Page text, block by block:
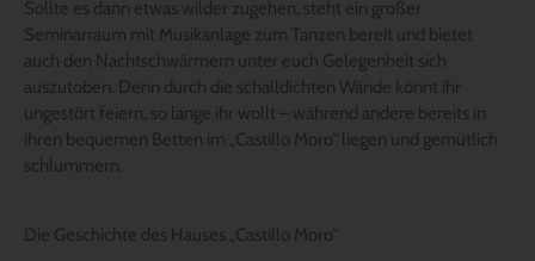
Sollte es dann etwas wilder zugehen, steht ein großer
Seminarraum mit Musikanlage zum Tanzen bereit und bietet
auch den Nachtschwärmern unter euch Gelegenheit sich
auszutoben. Denn durch die schalldichten Wände könnt ihr
ungestört feiern, so lange ihr wollt – während andere bereits in
ihren bequemen Betten im „Castillo Moro“ liegen und gemütlich
schlummern.
Die Geschichte des Hauses „Castillo Moro“